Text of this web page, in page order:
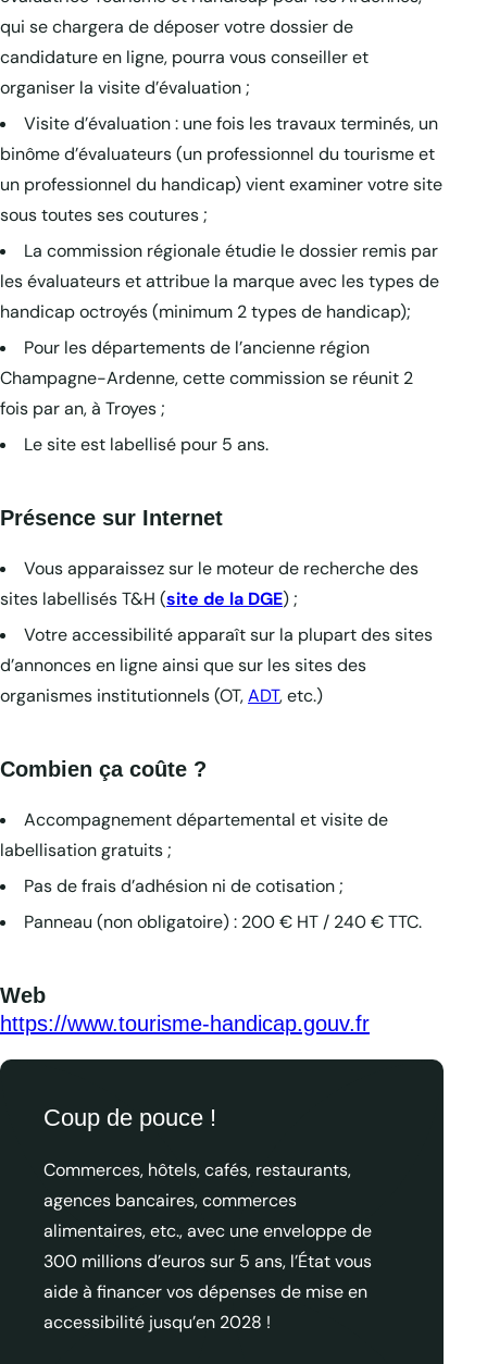
qui se chargera de déposer votre dossier de
candidature en ligne, pourra vous conseiller et
organiser la visite d’évaluation ;
Visite d’évaluation : une fois les travaux terminés, un
binôme d’évaluateurs (un professionnel du tourisme et
un professionnel du handicap) vient examiner votre site
sous toutes ses coutures ;
La commission régionale étudie le dossier remis par
les évaluateurs et attribue la marque avec les types de
handicap octroyés (minimum 2 types de handicap);
Pour les départements de l’ancienne région
Champagne-Ardenne, cette commission se réunit 2
fois par an, à Troyes ;
Le site est labellisé pour 5 ans.
Présence sur Internet
Vous apparaissez sur le moteur de recherche des
sites labellisés T&H (site de la DGE) ;
Votre accessibilité apparaît sur la plupart des sites
d’annonces en ligne ainsi que sur les sites des
organismes institutionnels (OT,ADT, etc.)
Combien ça coûte ?
Accompagnement départemental et visite de
labellisation gratuits ;
Pas de frais d’adhésion ni de cotisation ;
Panneau (non obligatoire) : 200 € HT / 240 € TTC.
Web
https://www.tourisme-handicap.gouv.fr
Coup de pouce !
Commerces, hôtels, cafés, restaurants,
agences bancaires, commerces
alimentaires, etc., avec une enveloppe de
300 millions d’euros sur 5 ans, l’État vous
aide à financer vos dépenses de mise en
accessibilité jusqu’en 2028 !